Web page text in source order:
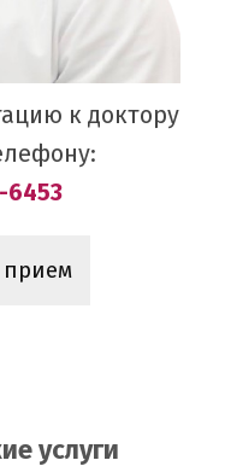
к доктору
6453
прием
услуги